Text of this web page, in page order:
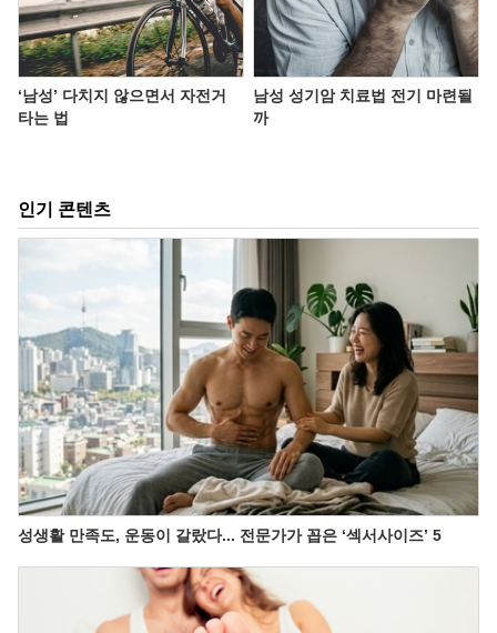
‘남성’ 다치지 않으면서 자전거
타는 법
남성 성기암 치료법 전기 마련될
까
인기 콘텐츠
성생활 만족도, 운동이 갈랐다... 전문가가 꼽은 ‘섹서사이즈’ 5